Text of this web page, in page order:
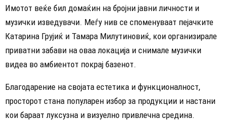
Имотот веќе бил домаќин на бројни јавни личности и
музички изведувачи. Меѓу нив се споменуваат пејачките
Катарина Грујиќ и Тамара Милутиновиќ, кои организирале
приватни забави на оваа локација и снимале музички
видеа во амбиентот покрај базенот.
Благодарение на својата естетика и функционалност,
просторот стана популарен избор за продукции и настани
кои бараат луксузна и визуелно привлечна средина.